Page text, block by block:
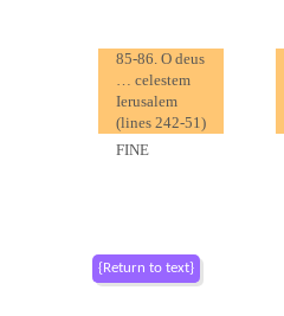
85-86. O deus
… celestem
Ierusalem
(lines 242-51)
FINE
{Return to text}